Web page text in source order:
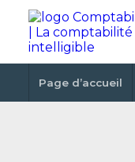
Page d’accueil